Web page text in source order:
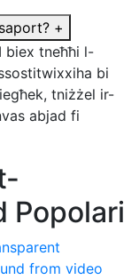
+
biex tneħħi l-
bi
tniżżel ir-
abjad fi
Popolari
from video